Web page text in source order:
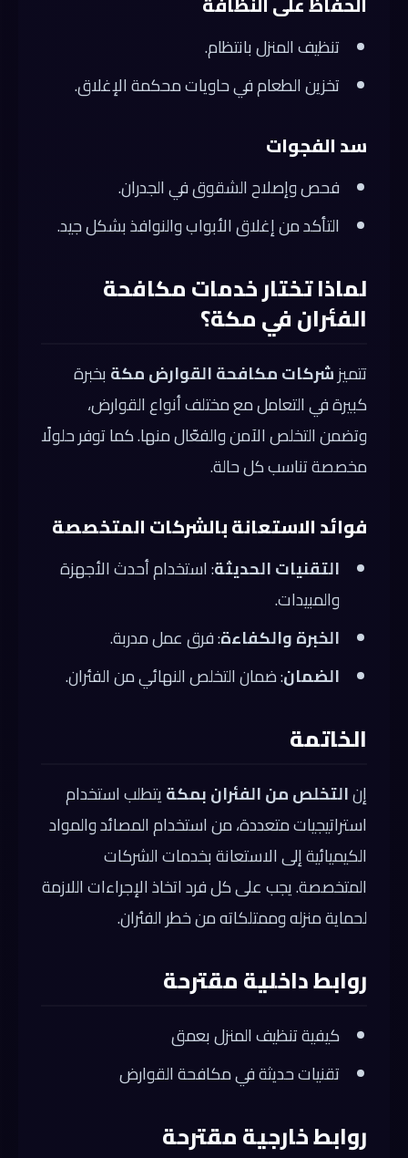
تنظيف المنزل بانتظام.
تخزين الطعام في حاويات محكمة الإغلاق.
سد الفجوات
فحص وإصلاح الشقوق في الجدران.
التأكد من إغلاق الأبواب والنوافذ بشكل جيد.
لماذا تختار خدمات مكافحة
الفئران في مكة؟
تتميزشركات مكافحة القوارض مكةبخبرة
كبيرة في التعامل مع مختلف أنواع القوارض،
وتضمن التخلص الآمن والفعّال منها. كما توفر حلولًا
مخصصة تناسب كل حالة.
فوائد الاستعانة بالشركات المتخصصة
التقنيات الحديثة: استخدام أحدث الأجهزة
والمبيدات.
الخبرة والكفاءة: فرق عمل مدربة.
الضمان: ضمان التخلص النهائي من الفئران.
الخاتمة
إنالتخلص من الفئران بمكةيتطلب استخدام
استراتيجيات متعددة، من استخدام المصائد والمواد
الكيميائية إلى الاستعانة بخدمات الشركات
المتخصصة. يجب على كل فرد اتخاذ الإجراءات اللازمة
لحماية منزله وممتلكاته من خطر الفئران.
روابط داخلية مقترحة
كيفية تنظيف المنزل بعمق
تقنيات حديثة في مكافحة القوارض
روابط خارجية مقترحة